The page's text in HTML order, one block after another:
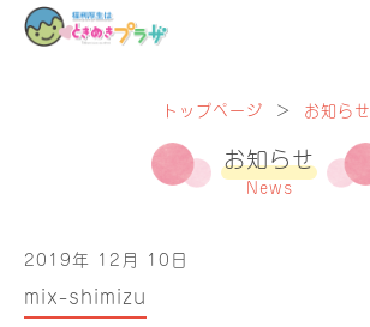
トップページ ＞ お知らせ
お知らせ
News
2019年 12月 10日
mix-shimizu